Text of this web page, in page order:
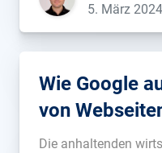
5. März 2024
Wie Google
von
Die anhaltenden